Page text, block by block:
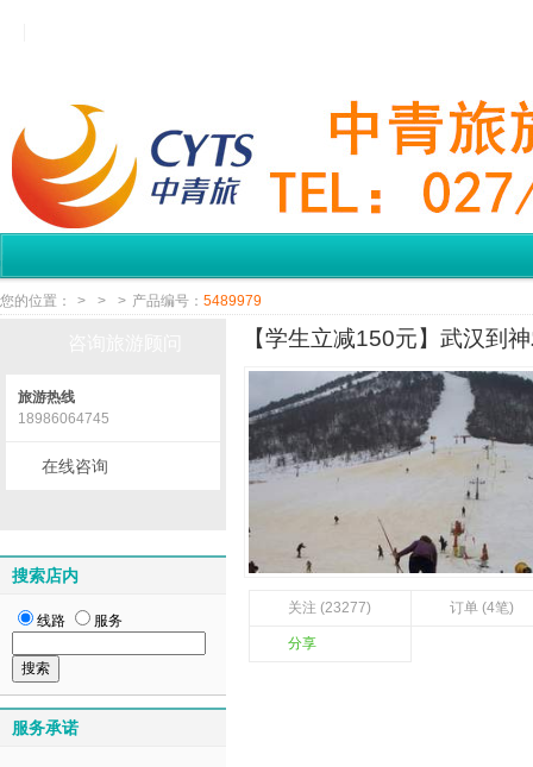
您的位置： > > > 产品编号： 5489979
【学生立减150元】武汉到
关注 (23277) 订单 (4笔)
分享
旅游热线
18986064745
在线咨询
搜索店内
线路 服务
服务承诺